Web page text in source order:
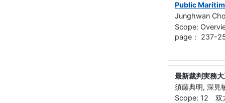
Public
Junghwan
Scope:
page： 237-
最新裁判実務
須藤典明, 深
Scope: 12 双